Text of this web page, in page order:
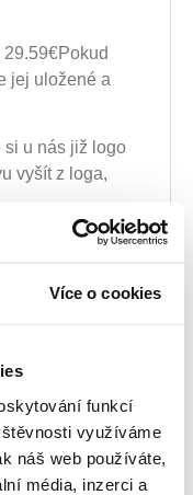
Více o cookies
funkcí
využíváme
náš web používáte,
média, inzerci a
29.59€Pokud
jej uložené a
si u nás již logo
vyšít z loga,
dvouřádkové
Maximálne
úpravy) +
vyšívať a